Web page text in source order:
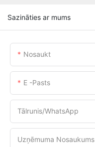
Sazināties ar mums
Nosaukt
E -pasts
Tālrunis/WhatsApp
Uzņēmuma Nosaukums